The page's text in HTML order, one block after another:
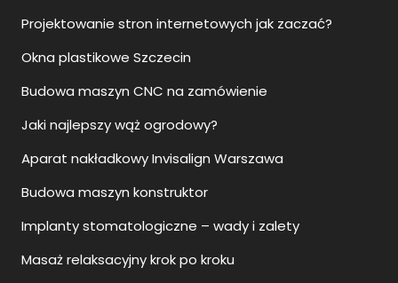
Projektowanie stron internetowych jak zaczać?
Okna plastikowe Szczecin
Budowa maszyn CNC na zamówienie
Jaki najlepszy wąż ogrodowy?
Aparat nakładkowy Invisalign Warszawa
Budowa maszyn konstruktor
Implanty stomatologiczne – wady i zalety
Masaż relaksacyjny krok po kroku